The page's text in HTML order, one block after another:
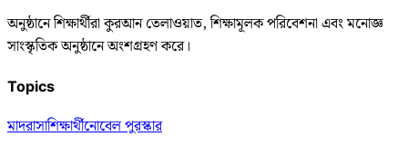
অনুষ্ঠানে শিক্ষার্থীরা কুরআন তেলাওয়াত, শিক্ষামূলক পরিবেশনা এবং মনোজ্ঞ
সাংস্কৃতিক অনুষ্ঠানে অংশগ্রহণ করে।
Topics
মাদরাসাশিক্ষার্থীনোবেল পুরস্কার